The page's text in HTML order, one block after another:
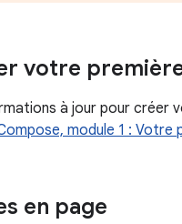
votre
à jour pour créer
module 1 : Votre
en page